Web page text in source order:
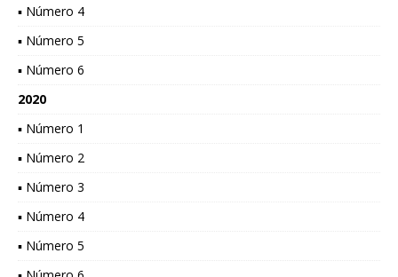
▪ Número 4
▪ Número 5
▪ Número 6
2020
▪ Número 1
▪ Número 2
▪ Número 3
▪ Número 4
▪ Número 5